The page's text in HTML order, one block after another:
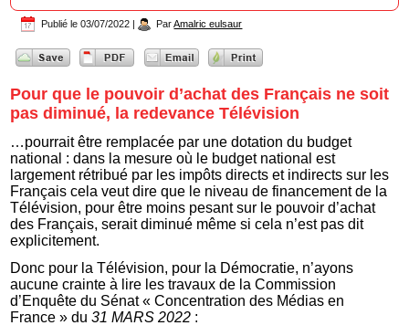
Publié le 03/07/2022 | Par Amalric eulsaur
Pour que le pouvoir d’achat des Français ne soit
pas diminué, la redevance Télévision
…pourrait être remplacée par une dotation du budget
national : dans la mesure où le budget national est
largement rétribué par les impôts directs et indirects sur les
Français cela veut dire que le niveau de financement de la
Télévision, pour être moins pesant sur le pouvoir d’achat
des Français, serait diminué même si cela n’est pas dit
explicitement.
Donc pour la Télévision, pour la Démocratie, n’ayons
aucune crainte à lire les travaux de la Commission
d’Enquête du Sénat « Concentration des Médias en
France » du31 MARS 2022 :